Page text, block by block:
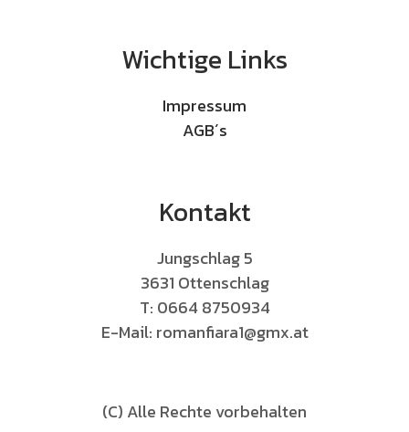
Wichtige Links
Impressum
AGB´s
Kontakt
Jungschlag 5
3631 Ottenschlag
T: 0664 8750934
E-Mail: romanfiara1@gmx.at
(C) Alle Rechte vorbehalten